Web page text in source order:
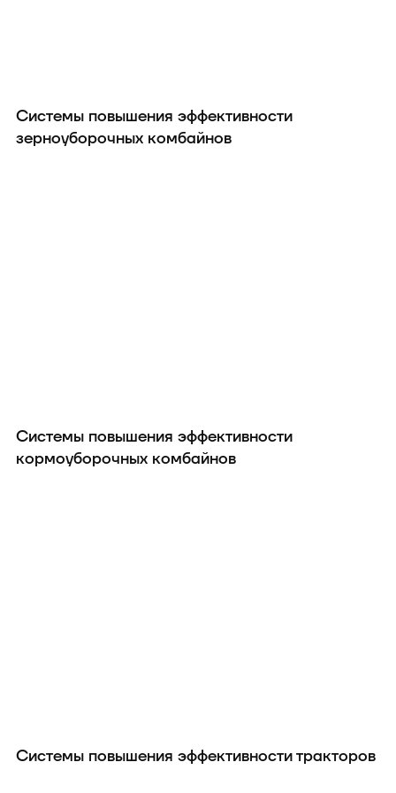
Системы повышения эффективности
зерноуборочных комбайнов
Системы повышения эффективности
кормоуборочных комбайнов
Системы повышения эффективности тракторов